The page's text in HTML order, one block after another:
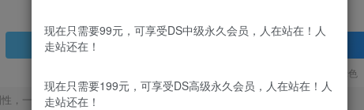
安全绿色
一经出售不予退款，购买如有疑问请及时联系站长QQ：
现在只需要99元，可享受DS中级永久会员，人在站在！人
走站还在！
现在只需要199元，可享受DS高级永久会员，人在站在！人
走站还在！